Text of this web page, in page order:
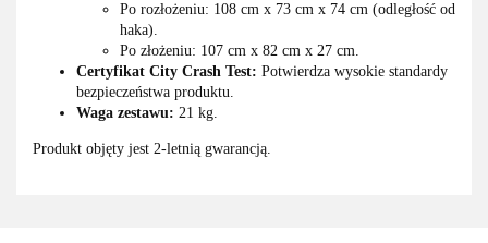
Po rozłożeniu: 108 cm x 73 cm x 74 cm (odległość od
haka).
Po złożeniu: 107 cm x 82 cm x 27 cm.
Certyfikat City Crash Test: Potwierdza wysokie standardy
bezpieczeństwa produktu.
Waga zestawu: 21 kg.
Produkt objęty jest 2-letnią gwarancją.